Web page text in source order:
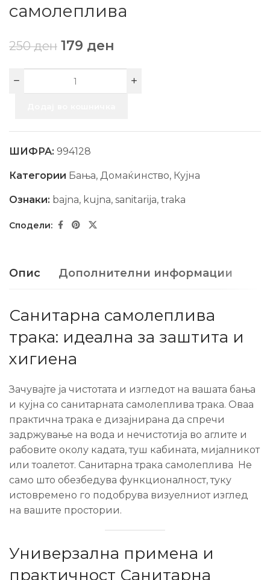
самолеплива
250ден 179 ден
ШИФРА: 994128
Категории Бања, Домаќинство, Кујна
Ознаки: bajna, kujna, sanitarija, traka
Опис Дополнителни информации
Санитарна самолеплива
трака: идеална за заштита и
хигиена
Зачувајте ја чистотата и изгледот на вашата бања
и кујна со санитарната самолеплива трака. Оваа
практична трака е дизајнирана да спречи
задржување на вода и нечистотија во аглите и
рабовите околу кадата, туш кабината, мијалникот
или тоалетот. Санитарна трака самолеплива Не
само што обезбедува функционалност, туку
истовремено го подобрува визуелниот изглед
на вашите простории.
Универзална примена и
практичност Санитарна